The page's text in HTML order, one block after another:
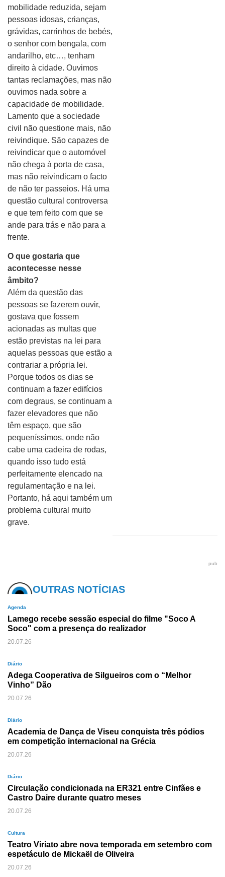
mobilidade reduzida, sejam
pessoas idosas, crianças,
grávidas, carrinhos de bebés,
o senhor com bengala, com
andarilho, etc…, tenham
direito à cidade. Ouvimos
tantas reclamações, mas não
ouvimos nada sobre a
capacidade de mobilidade.
Lamento que a sociedade
civil não questione mais, não
reivindique. São capazes de
reivindicar que o automóvel
não chega à porta de casa,
mas não reivindicam o facto
de não ter passeios. Há uma
questão cultural controversa
e que tem feito com que se
ande para trás e não para a
frente.
O que gostaria que
acontecesse nesse
âmbito?
Além da questão das
pessoas se fazerem ouvir,
gostava que fossem
acionadas as multas que
estão previstas na lei para
aquelas pessoas que estão a
contrariar a própria lei.
Porque todos os dias se
continuam a fazer edifícios
com degraus, se continuam a
fazer elevadores que não
têm espaço, que são
pequeníssimos, onde não
cabe uma cadeira de rodas,
quando isso tudo está
perfeitamente elencado na
regulamentação e na lei.
Portanto, há aqui também um
problema cultural muito
grave.
pub
OUTRAS NOTÍCIAS
Agenda
Lamego recebe sessão especial do filme "Soco A
Soco" com a presença do realizador
20.07.26
Diário
Adega Cooperativa de Silgueiros com o “Melhor
Vinho” Dão
20.07.26
Diário
Academia de Dança de Viseu conquista três pódios
em competição internacional na Grécia
20.07.26
Diário
Circulação condicionada na ER321 entre Cinfães e
Castro Daire durante quatro meses
20.07.26
Cultura
Teatro Viriato abre nova temporada em setembro com
espetáculo de Mickaël de Oliveira
20.07.26